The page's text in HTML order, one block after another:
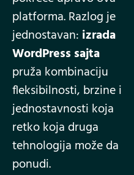
platforma. Razlog je
jednostavan: izrada
WordPress sajta
pruža kombinaciju
fleksibilnosti, brzine i
jednostavnosti koja
retko koja druga
tehnologija može da
ponudi.